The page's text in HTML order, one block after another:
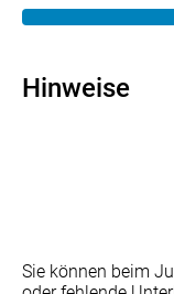
Hinweise
Sie können beim